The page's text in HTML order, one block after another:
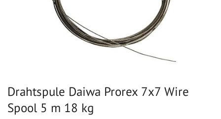
Drahtspule Daiwa Prorex 7x7 Wire
Spool 5 m 18 kg